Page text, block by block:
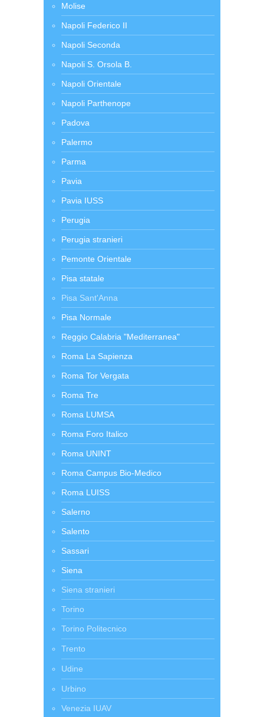
Molise
Napoli Federico II
Napoli Seconda
Napoli S. Orsola B.
Napoli Orientale
Napoli Parthenope
Padova
Palermo
Parma
Pavia
Pavia IUSS
Perugia
Perugia stranieri
Pemonte Orientale
Pisa statale
Pisa Sant'Anna
Pisa Normale
Reggio Calabria "Mediterranea"
Roma La Sapienza
Roma Tor Vergata
Roma Tre
Roma LUMSA
Roma Foro Italico
Roma UNINT
Roma Campus Bio-Medico
Roma LUISS
Salerno
Salento
Sassari
Siena
Siena stranieri
Torino
Torino Politecnico
Trento
Udine
Urbino
Venezia IUAV